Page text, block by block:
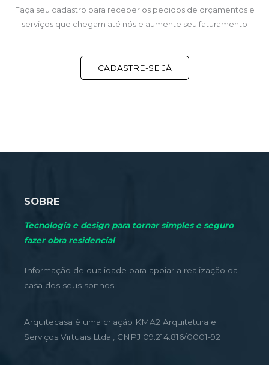
Faça seu cadastro para receber os pedidos de orçamentos e
serviços que chegam até nós e aumente seu faturamento
CADASTRE-SE JÁ
SOBRE
Tecnologia e design para tornar simples e seguro
fazer obra residencial
Informação de qualidade para apoiar a realização da
casa dos seus sonhos
Arquitecasa é uma criação KMA2 Arquitetura e
Serviços Virtuais Ltda., CNPJ 09.214.816/0001-92